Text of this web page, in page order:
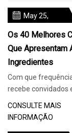
May 25,
Os 40 Melhores
Que Apresentam
Ingredientes
Com que
recebe convidados
bebida, uma ou
batedeiras e não
CONSULTE MAIS
INFORMAÇÃO